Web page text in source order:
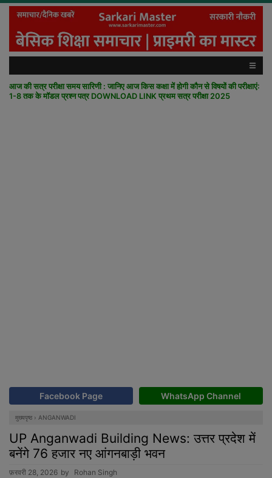
आज की सत्र परीक्षा समय सारिणी : जानिए आज किस कक्षा में होगी कौन से विषयों की परीक्षाएं:
1-8 तक के मॉडल प्रश्न पत्र DOWNLOAD LINK प्रथम सत्र परीक्षा 2025
Facebook Page WhatsApp Channel
मुख्यपृष्ठ › ANGANWADI
UP Anganwadi Building News: उत्तर प्रदेश में
बनेंगे 76 हजार नए आंगनबाड़ी भवन
फ़रवरी 28, 2026 by Rohan Singh